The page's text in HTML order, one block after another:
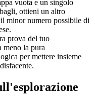
vuota e un singolo
ottieni un altro
minor numero possibile di
prova del tuo
meno la pura
per mettere insieme